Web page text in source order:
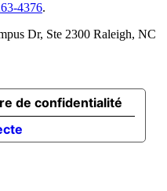
4376.
Dr, Ste 2300 Raleigh, NC
de confidentialité